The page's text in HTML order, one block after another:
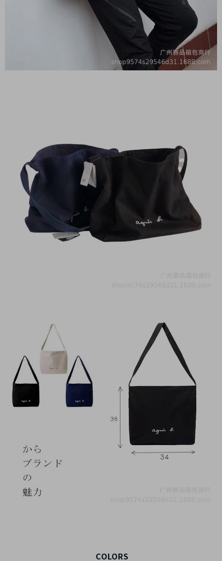
COLORS